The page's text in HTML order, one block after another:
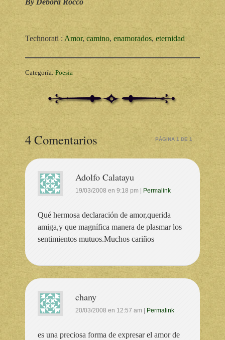
By Debora Rocco
Technorati : Amor, camino, enamorados, eternidad
Categoría: Poesia
4 Comentarios PÁGINA 1 DE 1
Adolfo Calatayu
19/03/2008 en 9:18 pm Permalink
Qué hermosa declaración de amor,querida
amiga,y que magnífica manera de plasmar los
sentimientos mutuos.Muchos cariños
chany
20/03/2008 en 12:57 am Permalink
es una preciosa forma de expresar el amor de